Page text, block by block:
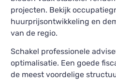
projecten. Bekijk
huurprijsontwikkeling en
van de regio.
Schakel professionele
optimalisatie. Een goede
de meest voordelige